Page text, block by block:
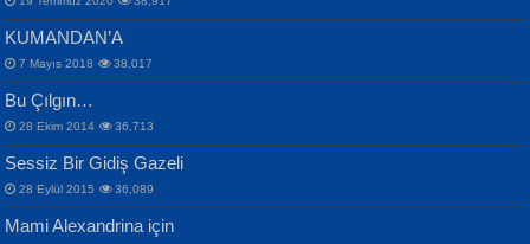
İPEK ACAR SERT
Gazze’nin Şecaati, Ümmetin İmtihanı...
Selahattin Yıldız
İdrakimle Üşürken...
ERDEM BAYAZIT
Sana, Bana, Vatanıma, Ülkemin
İnsanlarına Dair...
KUMANDAN’A
7 Mayıs 2018 38,017
Bu Çılgın…
28 Ekim 2014 36,713
Sessiz Bir Gidiş Gazeli
28 Eylül 2015 36,089
Mami Alexandrina için